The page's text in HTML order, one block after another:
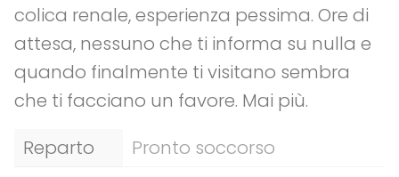
colica renale, esperienza pessima. Ore di
attesa, nessuno che ti informa su nulla e
quando finalmente ti visitano sembra
che ti facciano un favore. Mai più.
Reparto
Pronto soccorso